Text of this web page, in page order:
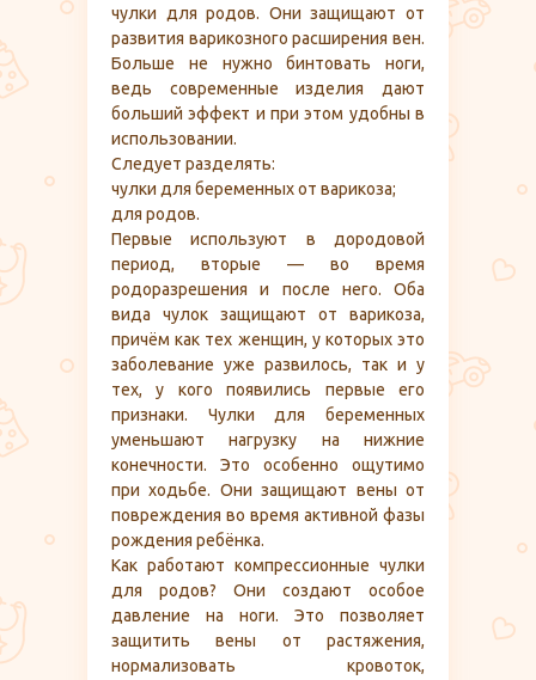
чулки для родов. Они защищают от
развития варикозного расширения вен.
Больше не нужно бинтовать ноги,
ведь современные изделия дают
больший эффект и при этом удобны в
использовании.
Следует разделять:
чулки для беременных от варикоза;
для родов.
Первые используют в дородовой
период, вторые — во время
родоразрешения и после него. Оба
вида чулок защищают от варикоза,
причём как тех женщин, у которых это
заболевание уже развилось, так и у
тех, у кого появились первые его
признаки. Чулки для беременных
уменьшают нагрузку на нижние
конечности. Это особенно ощутимо
при ходьбе. Они защищают вены от
повреждения во время активной фазы
рождения ребёнка.
Как работают компрессионные чулки
для родов? Они создают особое
давление на ноги. Это позволяет
защитить вены от растяжения,
нормализовать кровоток,